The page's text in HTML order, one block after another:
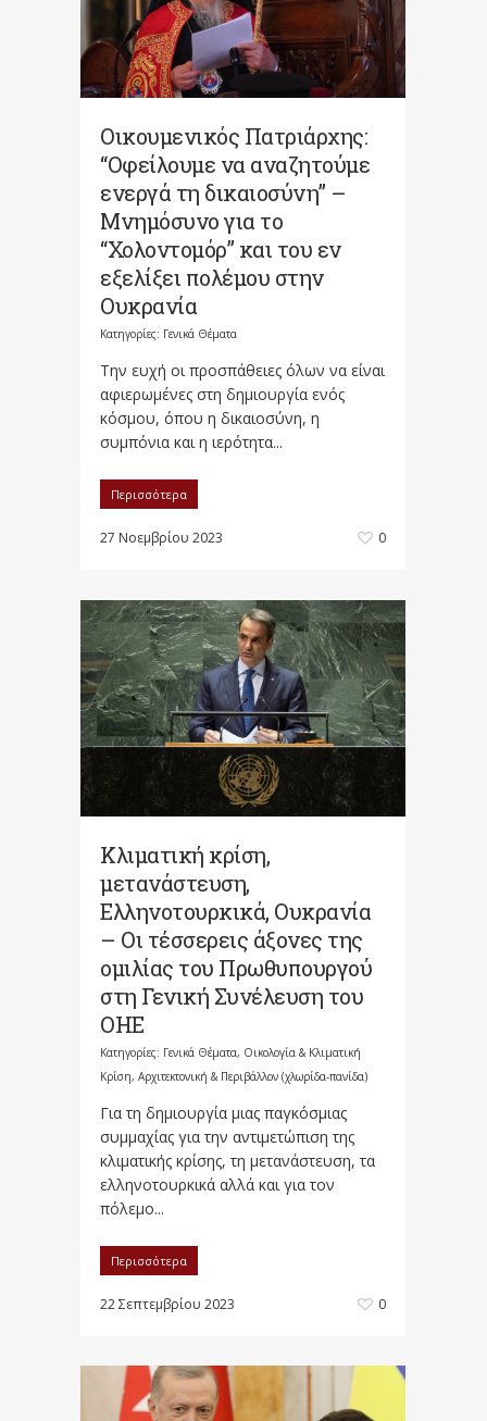
Οικουμενικός Πατριάρχης:
“Οφείλουμε να αναζητούμε
ενεργά τη δικαιοσύνη” –
Μνημόσυνο για το
“Χολοντομόρ” και του εν
εξελίξει πολέμου στην
Ουκρανία
Κατηγορίες: Γενικά Θέματα
Την ευχή οι προσπάθειες όλων να είναι
αφιερωμένες στη δημιουργία ενός
κόσμου, όπου η δικαιοσύνη, η
συμπόνια και η ιερότητα...
Περισσότερα
27 Νοεμβρίου 2023 0
Κλιματική κρίση,
μετανάστευση,
Ελληνοτουρκικά, Ουκρανία
– Οι τέσσερεις άξονες της
ομιλίας του Πρωθυπουργού
στη Γενική Συνέλευση του
ΟΗΕ
Κατηγορίες: Γενικά Θέματα, Οικολογία & Κλιματική
Κρίση, Αρχιτεκτονική & Περιβάλλον (χλωρίδα-πανίδα)
Για τη δημιουργία μιας παγκόσμιας
συμμαχίας για την αντιμετώπιση της
κλιματικής κρίσης, τη μετανάστευση, τα
ελληνοτουρκικά αλλά και για τον
πόλεμο...
Περισσότερα
22 Σεπτεμβρίου 2023 0